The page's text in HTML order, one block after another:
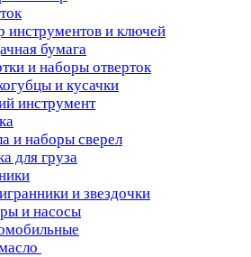
инструментов и ключей
бумага
и наборы отверток
и кусачки
инструмент
и наборы сверел
для груза
и звездочки
и насосы